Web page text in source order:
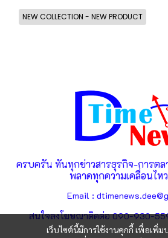
NEW COLLECTION - NEW PRODUCT
เว็บไซต์นี้มีการใช้งานคุกกี้ เพื่อเพิ่
ครบครัน ทันทุกข่าวสารธุรกิจ-การต
พลาดทุกความเคลื่อนไห
Email :
สนใจลงโฆษณาติดต่อ 090-930-